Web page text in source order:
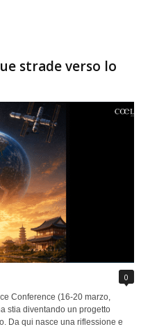
strade verso lo
0
Conference (16-20 marzo,
stia diventando un progetto
Da qui nasce una riflessione e